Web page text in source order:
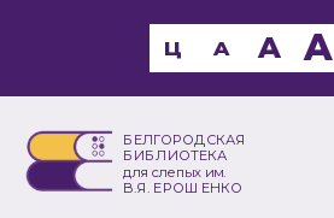
БЕЛГОРОДСКАЯ
БИБЛИОТЕКА
для слепых им.
В.Я. ЕРОШЕНКО
Ц A A A